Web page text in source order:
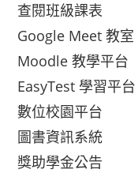
查閱班級課表
Google Meet 教室
Moodle 教學平台
EasyTest 學習平台
數位校園平台
圖書資訊系統
獎助學金公告